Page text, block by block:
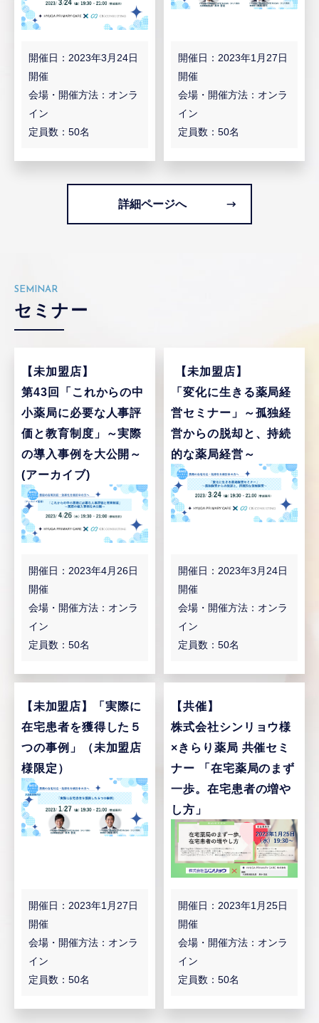
開催日：2023年3月24日
開催
会場・開催方法：オンラ
イン
定員数：50名
開催日：2023年1月27日
開催
会場・開催方法：オンラ
イン
定員数：50名
詳細ページへ
SEMINAR
セミナー
【未加盟店】
第43回「これからの中
小薬局に必要な人事評
価と教育制度」～実際
の導入事例を大公開～
(アーカイブ)
開催日：2023年4月26日
開催
会場・開催方法：オンラ
イン
定員数：50名
【未加盟店】
「変化に生きる薬局経
営セミナー」～孤独経
営からの脱却と、持続
的な薬局経営～
開催日：2023年3月24日
開催
会場・開催方法：オンラ
イン
定員数：50名
【未加盟店】
「実際に
在宅患者を獲得した５
つの事例」（未加盟店
様限定）
開催日：2023年1月27日
開催
会場・開催方法：オンラ
イン
定員数：50名
【共催】
株式会社シンリョウ様
×きらり薬局 共催セミ
ナー 「在宅薬局のまず
一歩。在宅患者の増や
し方」
開催日：2023年1月25日
開催
会場・開催方法：オンラ
イン
定員数：50名